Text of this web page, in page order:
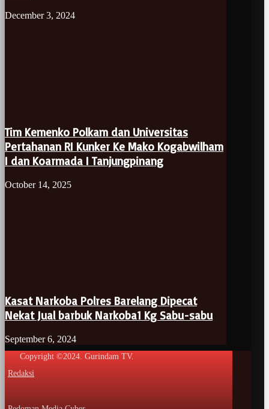
December 3, 2024
Tim Kemenko Polkam dan Universitas
Pertahanan RI Kunker Ke Mako Kogabwilham
I dan Koarmada I Tanjungpinang
October 14, 2025
Kasat Narkoba Polres Barelang Dipecat
Nekat Jual barbuk Narkoba1 Kg Sabu-sabu
September 6, 2024
Copyright ©2024. Gurindam TV.
Redaksi